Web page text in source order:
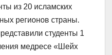
из 20 исламских
регионов страны.
студенты 1
медресе «Шейх